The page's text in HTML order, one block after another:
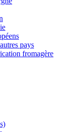
pays
fromagère